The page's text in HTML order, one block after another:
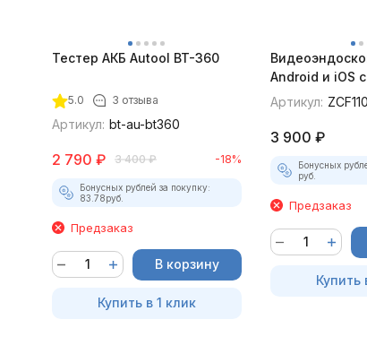
Тестер АКБ Autool BT-360
5.0 3 отзыва
Артикул: bt-au-bt360
2 790 ₽ 3 400 ₽ -18%
Бонусных рублей за покупку:
83.78руб.
Предзаказ
В корзину
Купить в 1 клик
Android и iOS
для смартфона
Артикул: ZCF110
3 900 ₽
Бонусных
руб.
Предзаказ
Купить